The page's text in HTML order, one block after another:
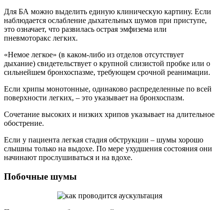
Для БА можно выделить единую клиническую картину. Если
наблюдается ослабление дыхательных шумов при приступе,
это означает, что развилась острая эмфизема или
пневмоторакс легких.
«Немое легкое» (в каком-либо из отделов отсутствует
дыхание) свидетельствует о крупной слизистой пробке или о
сильнейшем бронхоспазме, требующем срочной реанимации.
Если хрипы монотонные, одинаково распределенные по всей
поверхности легких, – это указывает на бронхоспазм.
Сочетание высоких и низких хрипов указывает на длительное
обострение.
Если у пациента легкая стадия обструкции – шумы хорошо
слышны только на выдохе. По мере ухудшения состояния они
начинают прослушиваться и на вдохе.
Побочные шумы